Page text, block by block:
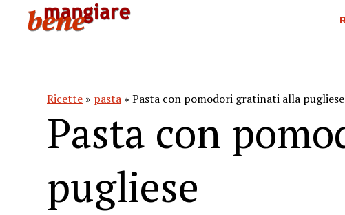
Ricette » pasta » Pasta con pomodori gratinati alla pugliese
Pasta con
pugliese